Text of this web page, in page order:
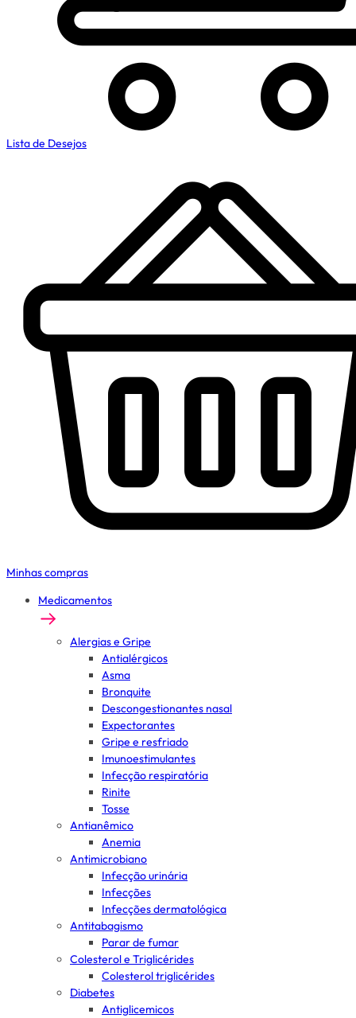
Lista de Desejos
Minhas compras
Medicamentos
Alergias e Gripe
Antialérgicos
Asma
Bronquite
Descongestionantes nasal
Expectorantes
Gripe e resfriado
Imunoestimulantes
Infecção respiratória
Rinite
Tosse
Antianêmico
Anemia
Antimicrobiano
Infecção urinária
Infecções
Infecções dermatológica
Antitabagismo
Parar de fumar
Colesterol e Triglicérides
Colesterol triglicérides
Diabetes
Antiglicemicos